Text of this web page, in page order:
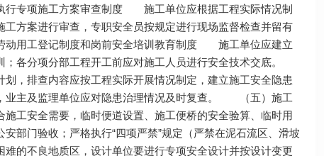
专项施工方案审查制度 施工单位应根据工程实际情况制
方案进行审查，专职安全员按规定进行现场监督检查并留有
用工登记制度和岗前安全培训教育制度 施工单位应建立
各分项分部工程开工前应对施工人员进行安全技术交底。
排查内容应按工程实际开展情况制定，建立施工安全隐患
业主及监理单位应对隐患治理情况及时复查。 （五）施工
安全需要，临时便道设置、施工便桥的安全验算、临时用
部门验收；严格执行“四项严禁”规定（严禁在泥石流区、滑坡
的不良地质区，设计单位要进行专项安全设计并按设计变更